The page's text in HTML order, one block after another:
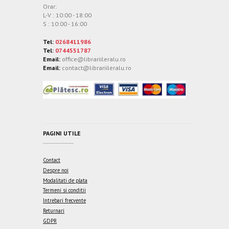
Orar:
L-V : 10:00 - 18:00
S : 10:00 - 16:00
Tel: 0268411986
Tel: 0744551787
Email: office@librariileralu.ro
Email: contact@librariileralu.ro
PAGINI UTILE
Contact
Despre noi
Modalitati de plata
Termeni si conditii
Intrebari frecvente
Returnari
GDPR